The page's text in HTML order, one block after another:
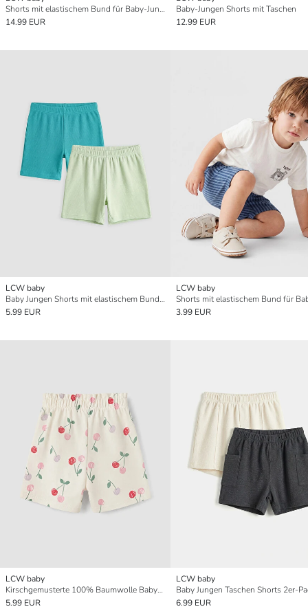
Shorts mit elastischem Bund für Baby-Jungen
14.99 EUR
Baby-Jungen Shorts mit Taschen
12.99 EUR
LCW baby
Baby Jungen Shorts mit elastischem Bund 2er-Pack
5.99 EUR
LCW baby
3.99 EUR
LCW baby
Kirschgemusterte 100% Baumwolle Baby-Mädchen Shorts
5.99 EUR
LCW baby
Baby Jungen Taschen Shorts 2er-
6.99 EUR